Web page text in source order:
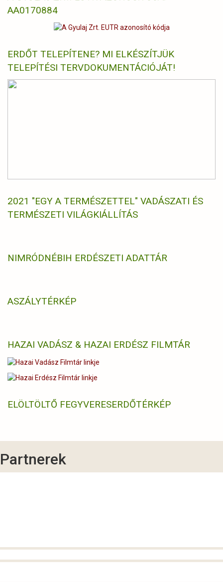
AA0170884
ERDŐT TELEPÍTENE? MI ELKÉSZÍTJÜK
TELEPÍTÉSI TERVDOKUMENTÁCIÓJÁT!
2021 "EGY A TERMÉSZETTEL" VADÁSZATI ÉS
TERMÉSZETI VILÁGKIÁLLÍTÁS
NIMRÓDNÉBIH ERDÉSZETI ADATTÁR
ASZÁLYTÉRKÉP
HAZAI VADÁSZ & HAZAI ERDÉSZ FILMTÁR
ELÖLTÖLTŐ FEGYVERESERDŐTÉRKÉP
Partnerek